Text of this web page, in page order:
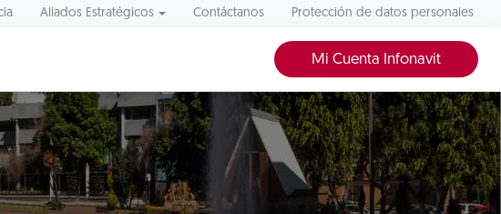
Aliados Estratégicos Contáctanos Protección de datos personales
Mi Cuenta Infonavit